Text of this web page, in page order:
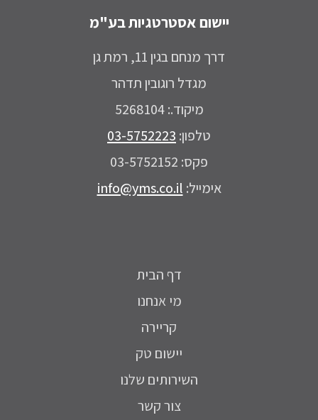
יישום אסטרטגיות בע"מ
דרך מנחם בגין 11, רמת גן
מגדל רוגובין תדהר
מיקוד.: 5268104
טלפון: 03-5752223
פקס: 03-5752152
אימייל: info@yms.co.il
דף הבית
מי אנחנו
קריירה
יישום טק
השירותים שלנו
צור קשר